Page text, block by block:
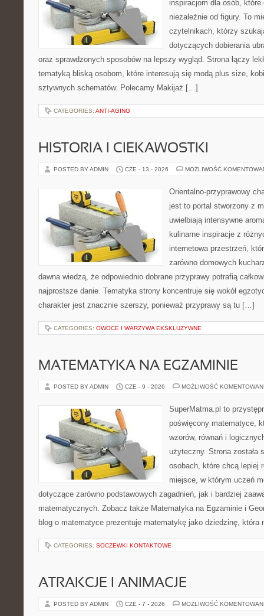
inspiracjom dla osób,
niezależnie od figury. To
czytelnikach, którzy
dotyczących dobierania
oraz sprawdzonych sposobów na lepszy wygląd. Strona łączy
tematyką bliską osobom, które interesują się modą plus size,
sztywnych schematów. Polecamy Makijaż […]
CATEGORIES: ANTI-AGING
HISTORIA I CIEKAWOSTKI
POSTED BY ADMIN CZE - 13 - 2026 MOŻLIWOŚĆ
Orientalno-przyprawowy
jest to portal stworzony z
uwielbiają intensywne
kulinarne inspiracje z
internetowa przestrzeń,
zarówno domowych
dawna wiedzą, że odpowiednio dobrane przyprawy potrafią
najprostsze danie. Tematyka strony koncentruje się wokół
charakter jest znacznie szerszy, ponieważ przyprawy są tu […]
CATEGORIES: OWOCE I WARZYWA EKSKLUZYWNE
MATEMATYKA NA EGZAMINIE
POSTED BY ADMIN CZE - 9 - 2026 MOŻLIWOŚĆ
SuperMatma.pl to
poświęcony matematyce,
wzorów, równań i
użyteczny. Strona została
osobach, które chcą lepiej
miejsce, w którym uczeń
dotyczące zarówno podstawowych zagadnień, jak i bardziej
matematycznych. Zobacz także Matematyka na Egzaminie i
blog o matematyce prezentuje matematykę jako dziedzinę,
CATEGORIES: SOCZEWKI KONTAKTOWE
ATRAKCJE I ANIMACJE
POSTED BY ADMIN CZE - 7 - 2026 MOŻLIWOŚĆ